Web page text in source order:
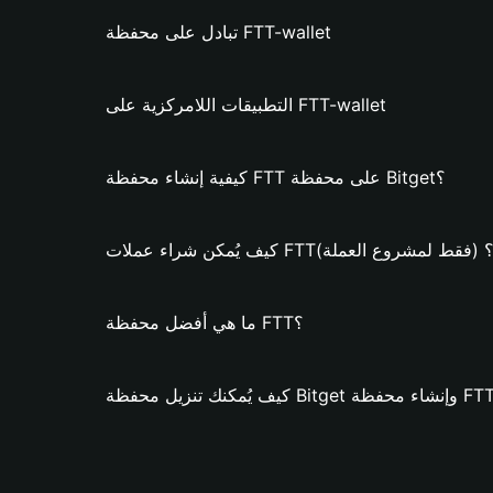
تبادل على محفظة FTT-wallet
التطبيقات اللامركزية على FTT-wallet
كيفية إنشاء محفظة FTT على محفظة Bitget؟
كيف يُمكن شراء عملات FTT؟ (فقط لمشروع العملة)
ما هي أفضل محفظة FTT؟